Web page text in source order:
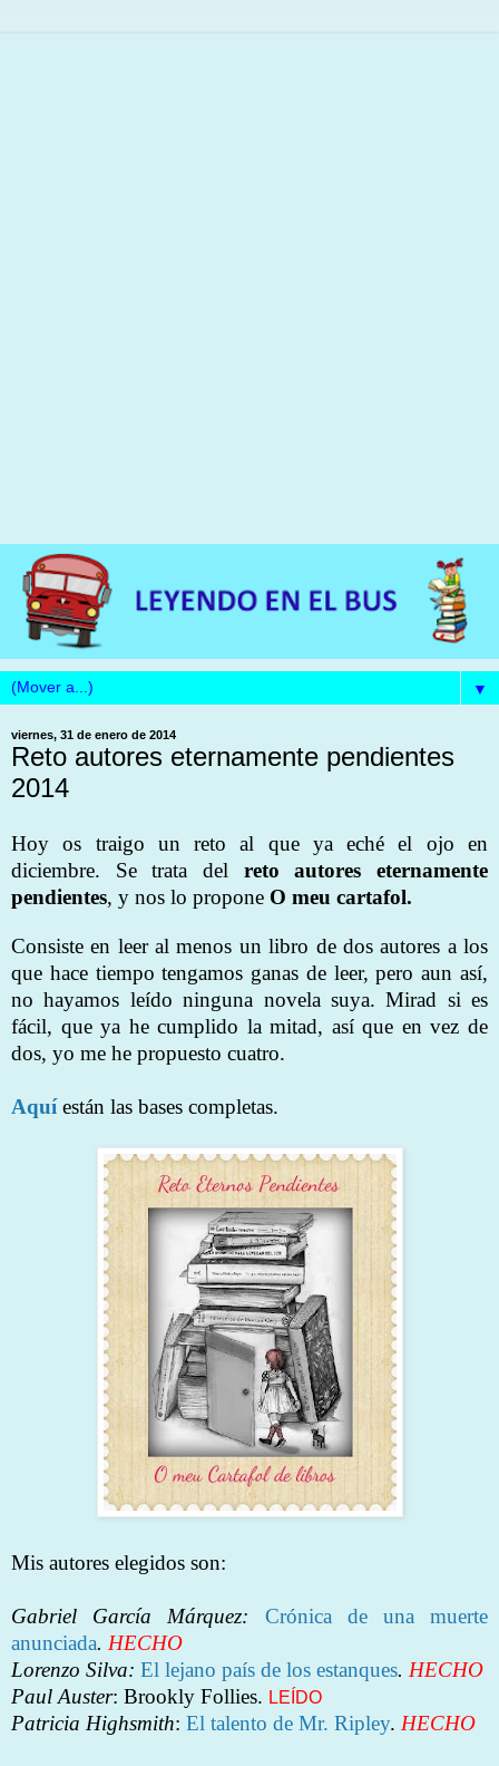
▼
viernes, 31 de enero de 2014
Reto autores eternamente pendientes
2014
Hoy os traigo un reto al que ya eché el ojo en
diciembre. Se trata del reto autores eternamente
pendientes, y nos lo propone O meu cartafol.
Consiste en leer al menos un libro de dos autores a los
que hace tiempo tengamos ganas de leer, pero aun así,
no hayamos leído ninguna novela suya. Mirad si es
fácil, que ya he cumplido la mitad, así que en vez de
dos, yo me he propuesto cuatro.
Aquí están las bases completas.
Mis autores elegidos son:
Gabriel García Márquez: Crónica de una muerte
anunciada. HECHO
Lorenzo Silva: El lejano país de los estanques. HECHO
Paul Auster: Brookly Follies. LEÍDO
Patricia Highsmith: El talento de Mr. Ripley. HECHO